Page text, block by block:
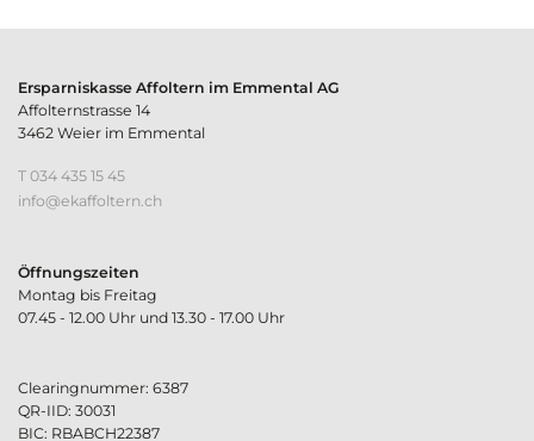
Ersparniskasse Affoltern im Emmental AG
Affolternstrasse 14
3462 Weier im Emmental
T 034 435 15 45
nf
k ff lt rn ch
Öffnungszeiten
Montag bis Freitag
07.45 - 12.00 Uhr und 13.30 - 17.00 Uhr
Clearingnummer: 6387
QR-IID: 30031
BIC: RBABCH22387